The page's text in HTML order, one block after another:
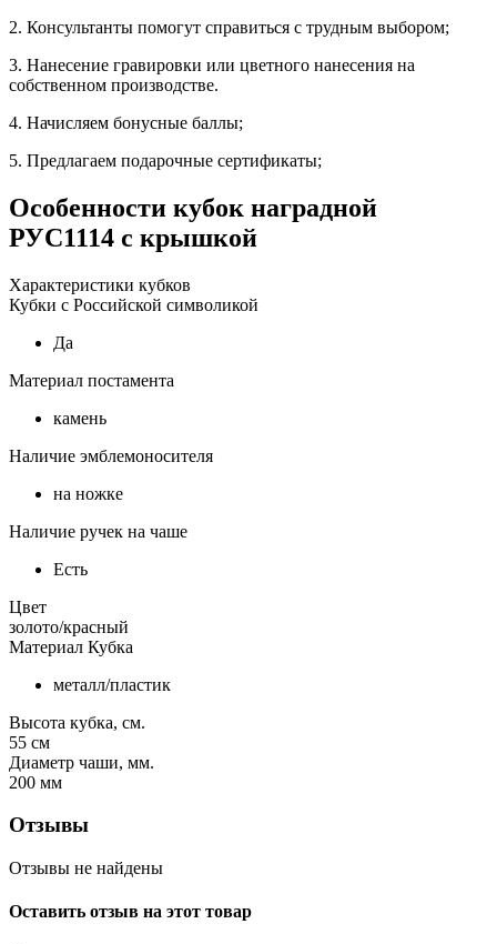
2. Консультанты помогут справиться с трудным выбором;
3. Нанесение гравировки или цветного нанесения на
собственном производстве.
4. Начисляем бонусные баллы;
5. Предлагаем подарочные сертификаты;
Особенности кубок наградной
РУС1114 с крышкой
Характеристики кубков
Кубки с Российской символикой
Да
Материал постамента
камень
Наличие эмблемоносителя
на ножке
Наличие ручек на чаше
Есть
Цвет
золото/красный
Материал Кубка
металл/пластик
Высота кубка, см.
55 см
Диаметр чаши, мм.
200 мм
Отзывы
Отзывы не найдены
Оставить отзыв на этот товар